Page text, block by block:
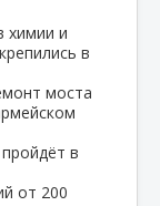
химии и
в
моста
в
от 200